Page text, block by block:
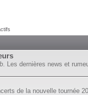
. Les dernières news et
de la nouvelle tournée